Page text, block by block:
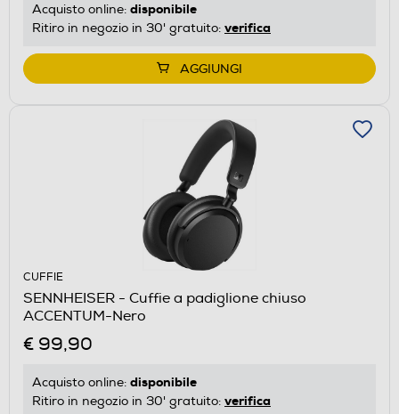
Acquisto online: disponibile
Ritiro in negozio in 30' gratuito: verifica
AGGIUNGI
CUFFIE
SENNHEISER - Cuffie a padiglione chiuso
ACCENTUM-Nero
€ 99,90
Acquisto online: disponibile
Ritiro in negozio in 30' gratuito: verifica